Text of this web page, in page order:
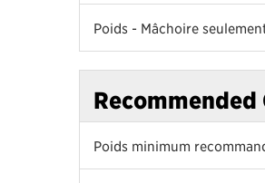
Poids - Mâchoire
Poids minimum